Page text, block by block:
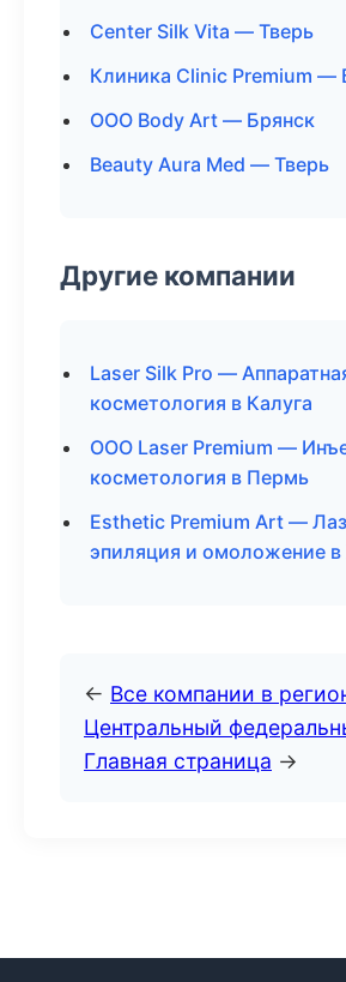
Center Silk Vita — Тверь
Клиника Clinic Premium —
ООО Body Art — Брянск
Beauty Aura Med — Тверь
Другие компании
Laser Silk Pro —
косметология в Калуга
ООО Laser Premium —
косметология в Пермь
Esthetic Premium Art —
эпиляция и омоложение в
← Все компании в
Центральный
Главная страница →